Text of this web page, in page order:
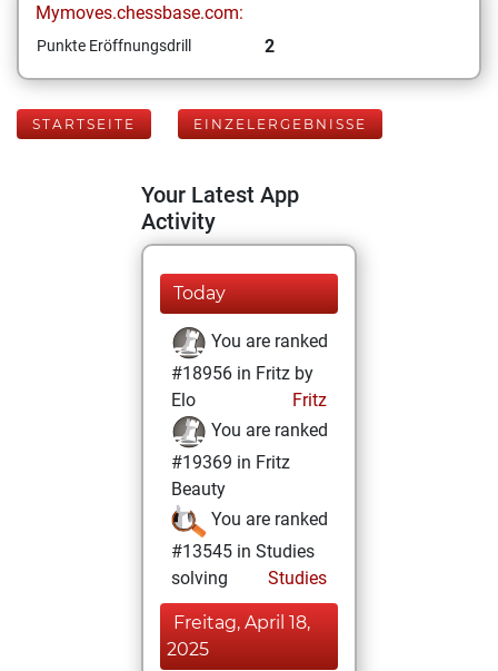
Mymoves.chessbase.com:
Punkte Eröffnungsdrill 2
STARTSEITE EINZELERGEBNISSE
Your Latest App
Activity
Today
You are ranked
#18956 in Fritz by
Elo
Fritz
You are ranked
#19369 in Fritz
Beauty
You are ranked
#13545 in Studies
solving
Studies
Freitag, April 18,
2025